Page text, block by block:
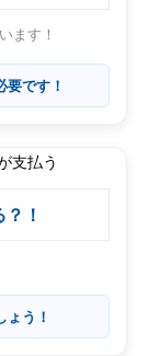
ます！
です！
！
う！